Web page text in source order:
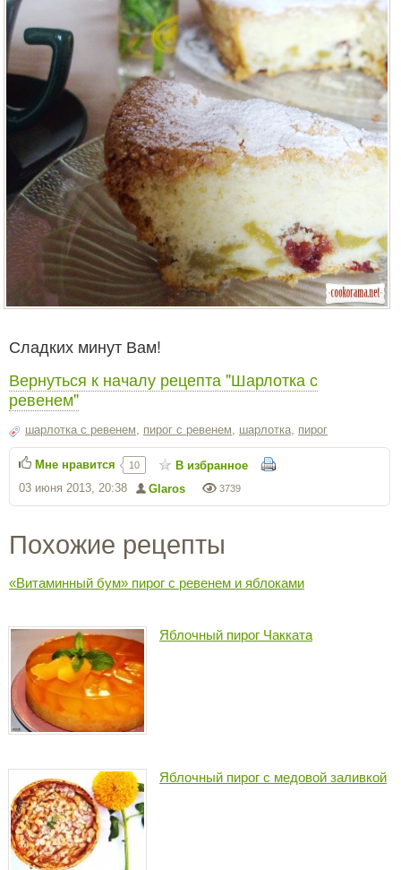
Сладких минут Вам!
Вернуться к началу рецепта "Шарлотка с
ревенем"
шарлотка с ревенем, пирог с ревенем, шарлотка, пирог
3739
Glaros
03 июня 2013, 20:38
Мне нравится 10 В избранное
Похожие рецепты
«Витаминный бум» пирог с ревенем и яблоками
Яблочный пирог Чакката
Яблочный пирог с медовой заливкой